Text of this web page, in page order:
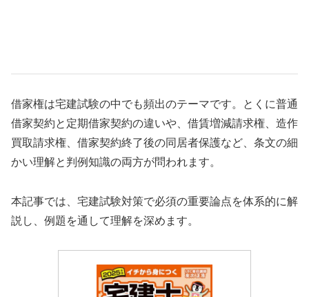
借家権は宅建試験の中でも頻出のテーマです。とくに普通
借家契約と定期借家契約の違いや、借賃増減請求権、造作
買取請求権、借家契約終了後の同居者保護など、条文の細
かい理解と判例知識の両方が問われます。
本記事では、宅建試験対策で必須の重要論点を体系的に解
説し、例題を通して理解を深めます。